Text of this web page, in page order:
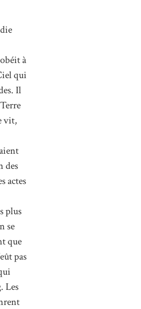
à
qui
Il
vit,
des
actes
plus
se
que
pas
Les